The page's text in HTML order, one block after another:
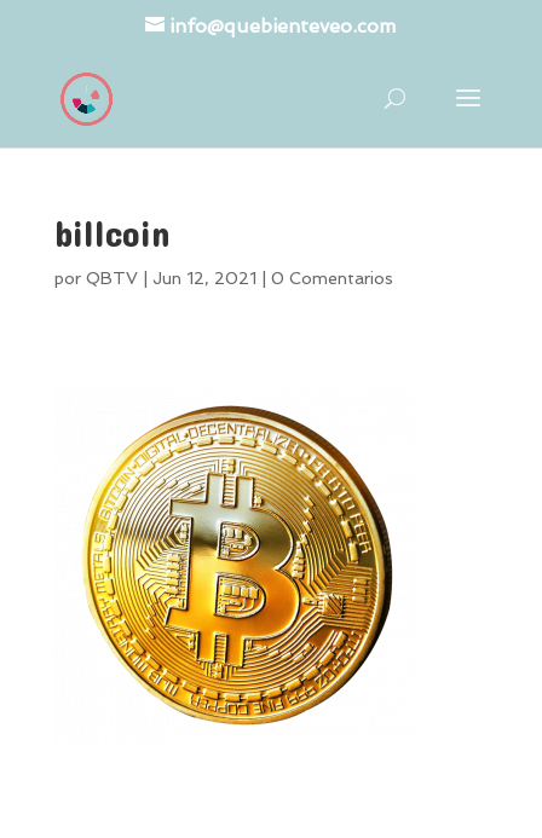
info@quebienteveo.com
billcoin
por QBTV| Jun 12, 2021 0 Comentarios